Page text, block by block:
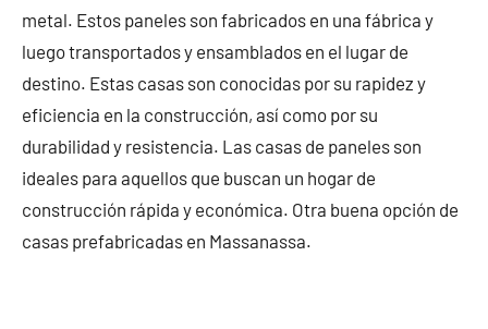
metal. Estos paneles son fabricados en una fábrica y
luego transportados y ensamblados en el lugar de
destino. Estas casas son conocidas por su rapidez y
eficiencia en la construcción, así como por su
durabilidad y resistencia. Las casas de paneles son
ideales para aquellos que buscan un hogar de
construcción rápida y económica. Otra buena opción de
casas prefabricadas en Massanassa.